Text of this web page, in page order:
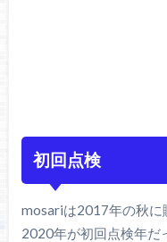
初回点検
mosariは2017年の秋に
2020年が初回点検年だ